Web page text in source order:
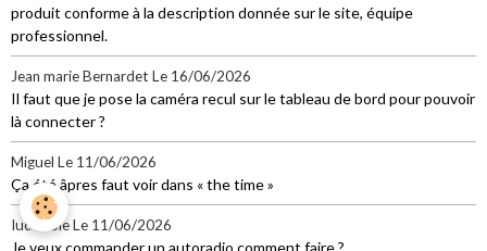
produit conforme à la description donnée sur le site, équipe
professionnel.
Jean marie Bernardet Le 16/06/2026
Il faut que je pose la caméra recul sur le tableau de bord pour pouvoir
là connecter ?
Miguel Le 11/06/2026
Ça été âpres faut voir dans « the time »
Iuc tobieLe 11/06/2026
Je veux commander un autoradio comment faire ?